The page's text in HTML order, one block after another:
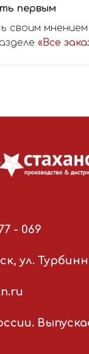
первым
своим мнением
«Все
- 069
ул.